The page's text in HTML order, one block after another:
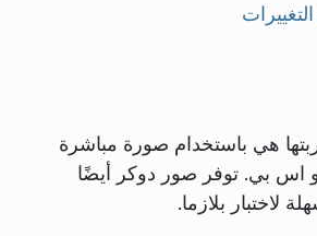
هي باستخدام صورة مباشرة
بي. توفر صور دوكر أيضًا
لاختبار بلازما.